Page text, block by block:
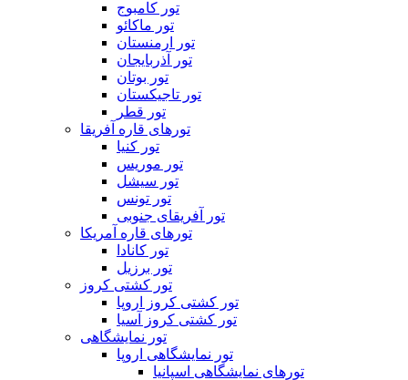
تور کامبوج
تور ماکائو
تور ارمنستان
تور آذربایجان
تور بوتان
تور تاجیکستان
تور قطر
تورهای قاره آفریقا
تور کنیا
تور موریس
تور سیشل
تور تونس
تور آفریقای جنوبی
تورهای قاره آمریکا
تور کانادا
تور برزیل
تور کشتی کروز
تور کشتی کروز اروپا
تور کشتی کروز آسیا
تور نمایشگاهی
تور نمایشگاهی اروپا
تورهای نمایشگاهی اسپانیا